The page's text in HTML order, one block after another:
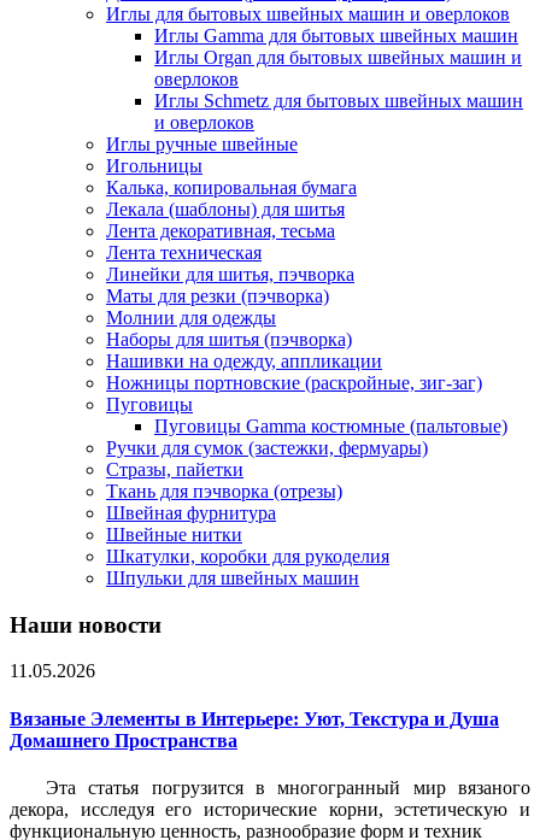
Иглы для бытовых швейных машин и оверлоков
Иглы Gamma для бытовых швейных машин
Иглы Organ для бытовых швейных машин и
оверлоков
Иглы Schmetz для бытовых швейных машин
и оверлоков
Иглы ручные швейные
Игольницы
Калька, копировальная бумага
Лекала (шаблоны) для шитья
Лента декоративная, тесьма
Лента техническая
Линейки для шитья, пэчворка
Маты для резки (пэчворка)
Молнии для одежды
Наборы для шитья (пэчворка)
Нашивки на одежду, аппликации
Ножницы портновские (раскройные, зиг-заг)
Пуговицы
Пуговицы Gamma костюмные (пальтовые)
Ручки для сумок (застежки, фермуары)
Стразы, пайетки
Ткань для пэчворка (отрезы)
Швейная фурнитура
Швейные нитки
Шкатулки, коробки для рукоделия
Шпульки для швейных машин
Наши новости
11.05.2026
Вязаные Элементы в Интерьере: Уют, Текстура и Душа
Домашнего Пространства
Эта статья погрузится в многогранный мир вязаного
декора, исследуя его исторические корни, эстетическую и
функциональную ценность, разнообразие форм и техник